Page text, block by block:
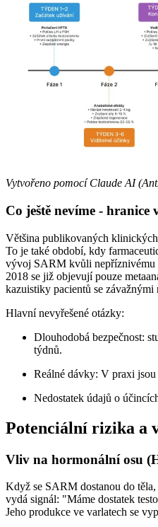
Vytvořeno pomocí Claude AI
Co ještě nevíme - hranice
Většina publikovaných
To je také období, kdy
vývoj SARM kvůli nepříznivému
2018 se již objevují pouze
kazuistiky pacientů se
Hlavní nevyřešené otázky:
Dlouhodobá bezpečnost:
týdnů.
Reálné dávky: V praxi
Nedostatek údajů o
Potenciální rizika a
Vliv na hormonální osu
Když se SARM dostanou do
vydá signál: "Máme dostatek
Jeho produkce ve varlatech se